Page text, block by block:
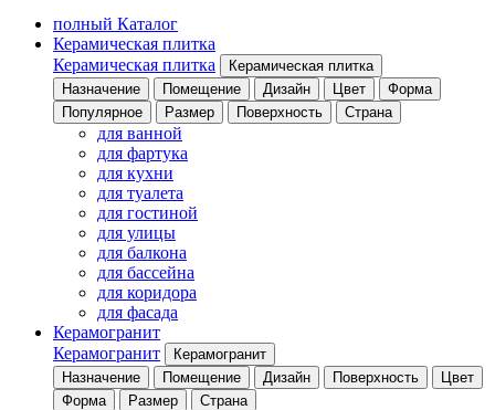
полный Каталог
Керамическая плитка
Керамическая плитка
Керамическая плитка
Назначение
Помещение Дизайн Цвет
Форма
Популярное
Размер Поверхность Страна
для ванной
для фартука
для кухни
для туалета
для гостиной
для улицы
для балкона
для бассейна
для коридора
для фасада
Керамогранит
Керамогранит
Керамогранит
Назначение
Помещение Дизайн Поверхность
Цвет
Форма
Размер Страна